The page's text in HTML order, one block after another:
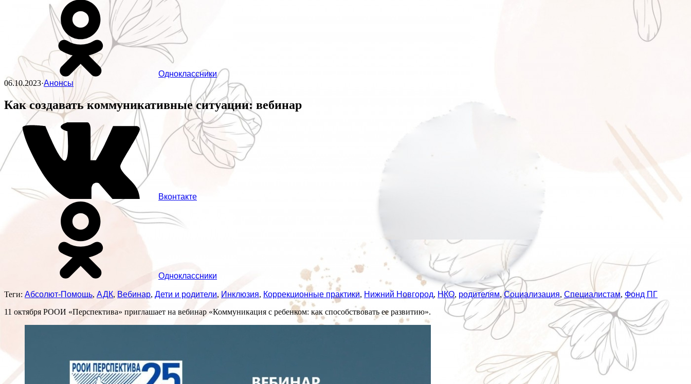
Одноклассники
06.10.2023·Анонсы
Как создавать коммуникативные ситуации: вебинар
Вконтакте
Одноклассники
Теги: Абсолют-Помощь, АДК, Вебинар, Дети и родители, Инклюзия, Коррекционные практики, Нижний Новгород, НКО, родителям,Социализация, Специалистам, Фонд ПГ
11 октября РООИ «Перспектива» приглашает на вебинар «Коммуникация с ребенком: как способствовать ее развитию».